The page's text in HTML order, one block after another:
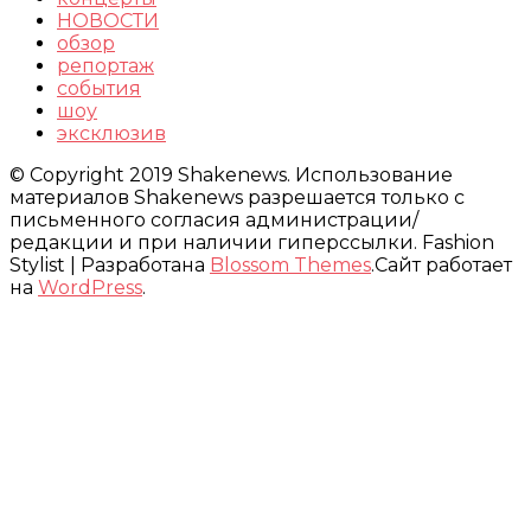
НОВОСТИ
обзор
репортаж
события
шоу
эксклюзив
© Copyright 2019 Shakenews. Использование
материалов Shakenews разрешается только с
письменного согласия администрации/
редакции и при наличии гиперссылки. Fashion
Stylist | Разработана Blossom Themes.Сайт работает
на WordPress.